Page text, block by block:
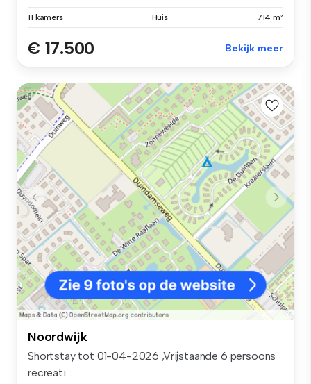
11 kamers Huis 714 m²
€ 17.500 Bekijk meer
Noordwijk
Shortstay tot 01-04-2026 ,Vrijstaande 6 persoons
recreati...